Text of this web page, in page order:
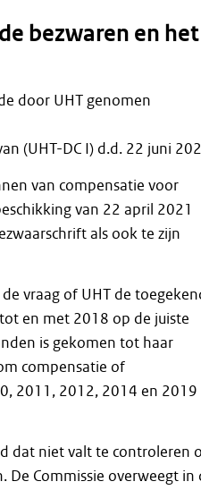
bezwaren en het
door UHT genomen
(UHT-DC I) d.d. 22 juni
van compensatie voor
van 22 april 2021
als ook te zijn
vraag of UHT de
en met 2018 op de juiste
is gekomen tot haar
compensatie of
2011, 2012, 2014 en 2019
dat niet valt te controleren
De Commissie overweegt in